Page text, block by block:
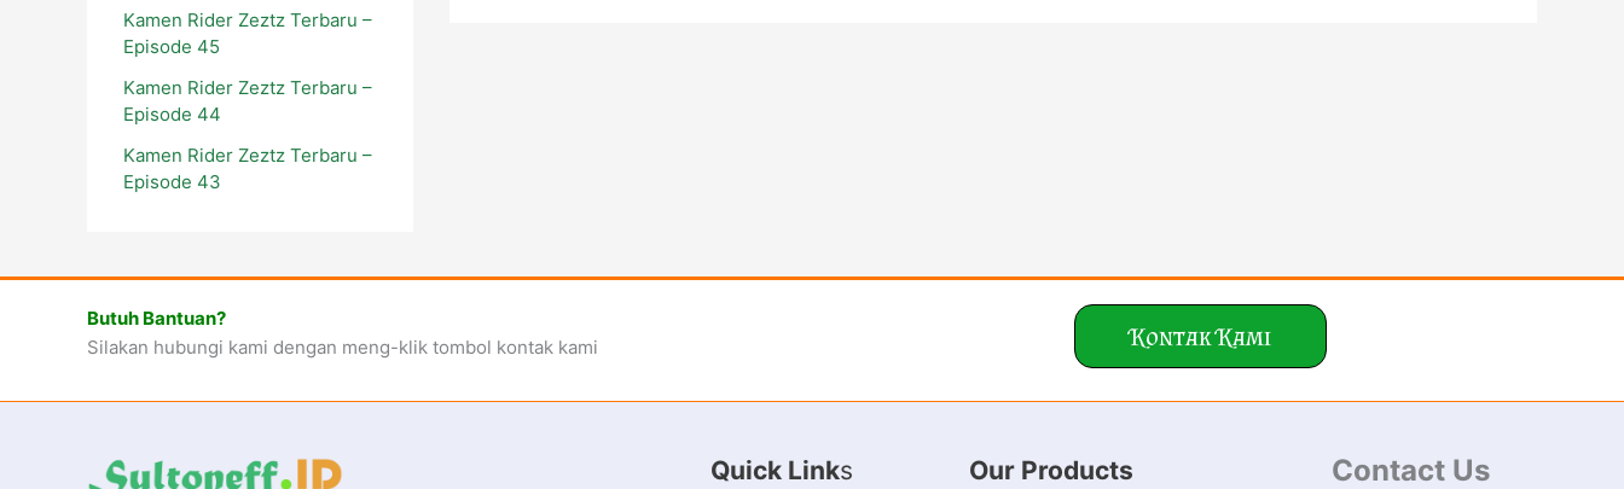
Kamen Rider Zeztz Terbaru –
Episode 45
Kamen Rider Zeztz Terbaru –
Episode 44
Kamen Rider Zeztz Terbaru –
Episode 43
Butuh Bantuan?
Silakan hubungi kami dengan meng-klik tombol kontak kami
Kontak Kami
Quick Links Our Products Contact Us